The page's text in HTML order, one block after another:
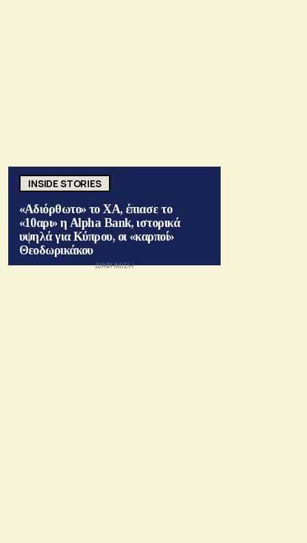
INSIDE STORIES
«Αδιόρθωτο» το ΧΑ, έπιασε το
«10αρι» η Alpha Bank, ιστορικά
υψηλά για Κύπρου, οι «καρποί»
Θεοδωρικάκου